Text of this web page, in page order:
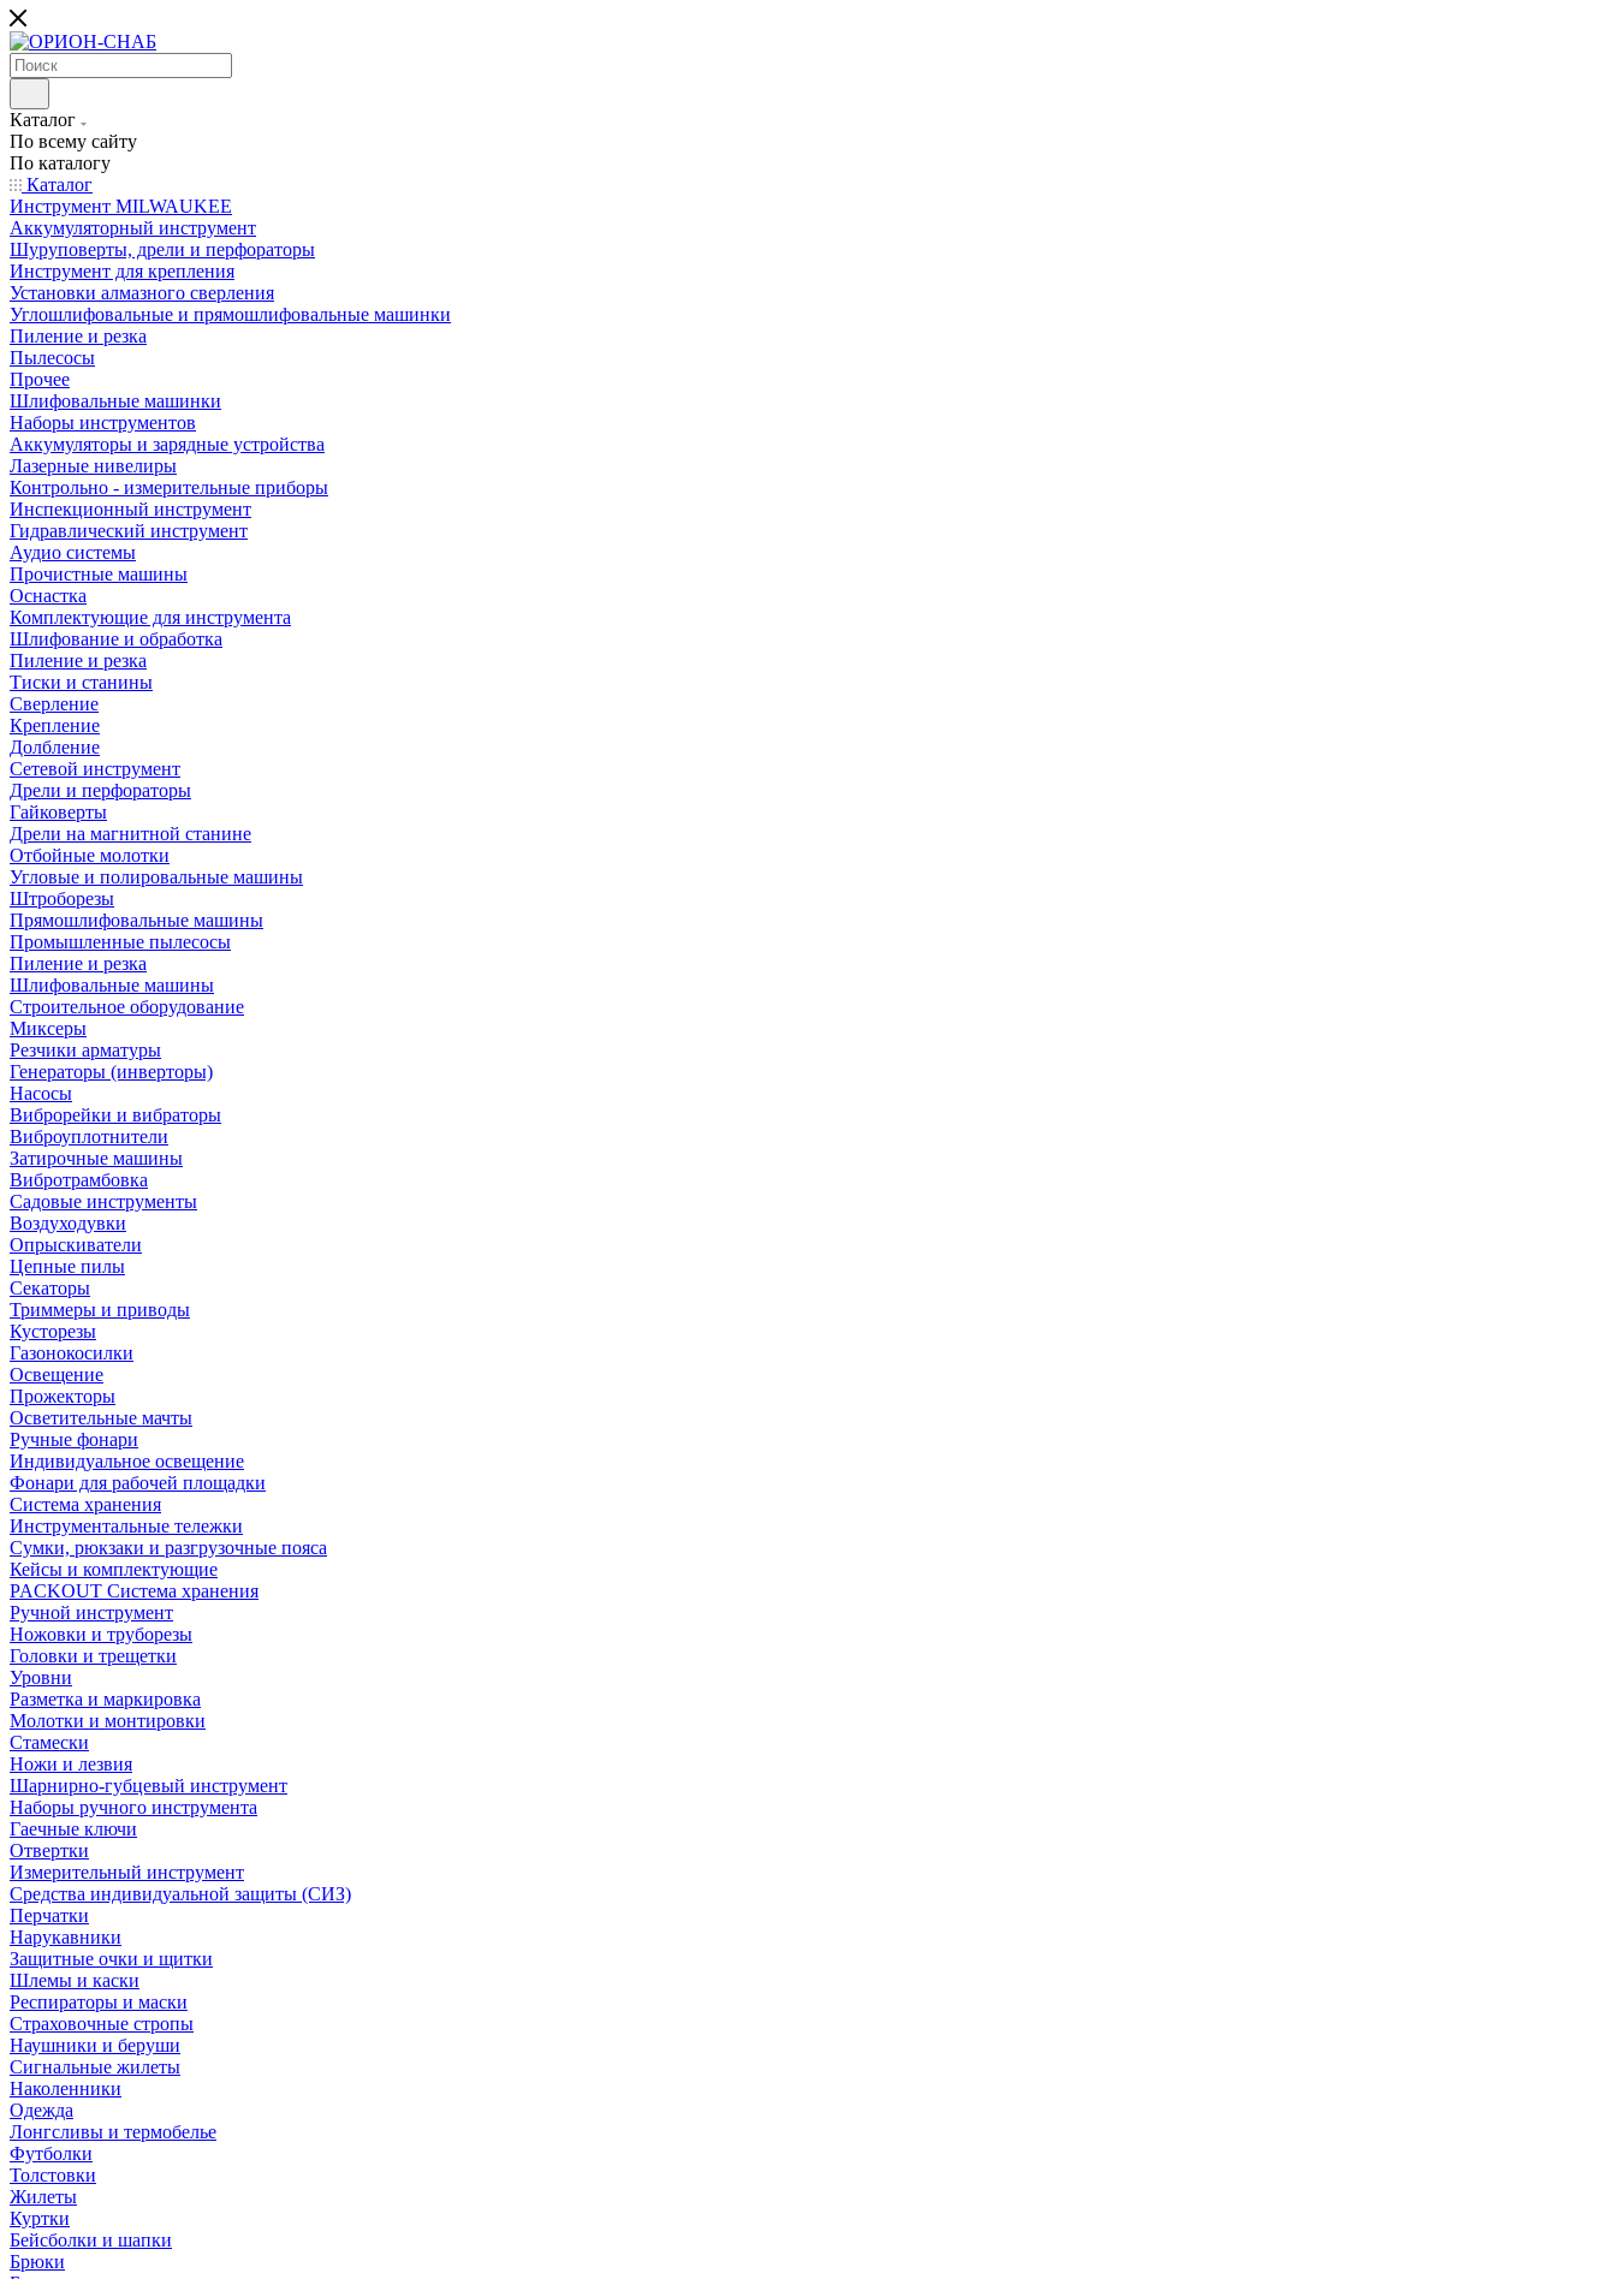
Каталог
По всему сайту
По каталогу
Каталог
Инструмент MILWAUKEE
Аккумуляторный инструмент
Шуруповерты, дрели и перфораторы
Инструмент для крепления
Установки алмазного сверления
Углошлифовальные и прямошлифовальные машинки
Пиление и резка
Пылесосы
Прочее
Шлифовальные машинки
Наборы инструментов
Аккумуляторы и зарядные устройства
Лазерные нивелиры
Контрольно - измерительные приборы
Инспекционный инструмент
Гидравлический инструмент
Аудио системы
Прочистные машины
Оснастка
Комплектующие для инструмента
Шлифование и обработка
Пиление и резка
Тиски и станины
Сверление
Крепление
Долбление
Сетевой инструмент
Дрели и перфораторы
Гайковерты
Дрели на магнитной станине
Отбойные молотки
Угловые и полировальные машины
Штроборезы
Прямошлифовальные машины
Промышленные пылесосы
Пиление и резка
Шлифовальные машины
Строительное оборудование
Миксеры
Резчики арматуры
Генераторы (инверторы)
Насосы
Виброрейки и вибраторы
Виброуплотнители
Затирочные машины
Вибротрамбовка
Садовые инструменты
Воздуходувки
Опрыскиватели
Цепные пилы
Секаторы
Триммеры и приводы
Кусторезы
Газонокосилки
Освещение
Прожекторы
Осветительные мачты
Ручные фонари
Индивидуальное освещение
Фонари для рабочей площадки
Система хранения
Инструментальные тележки
Сумки, рюкзаки и разгрузочные пояса
Кейсы и комплектующие
PACKOUT Система хранения
Ручной инструмент
Ножовки и труборезы
Головки и трещетки
Уровни
Разметка и маркировка
Молотки и монтировки
Стамески
Ножи и лезвия
Шарнирно-губцевый инструмент
Наборы ручного инструмента
Гаечные ключи
Отвертки
Измерительный инструмент
Средства индивидуальной защиты (СИЗ)
Перчатки
Нарукавники
Защитные очки и щитки
Шлемы и каски
Респираторы и маски
Страховочные стропы
Наушники и беруши
Сигнальные жилеты
Наколенники
Одежда
Лонгсливы и термобелье
Футболки
Толстовки
Жилеты
Куртки
Бейсболки и шапки
Брюки